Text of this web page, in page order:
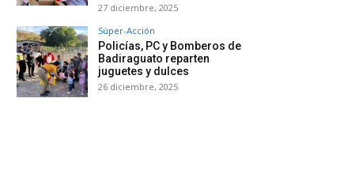
27 diciembre, 2025
Súper-Acción
Policías, PC y Bomberos de
Badiraguato reparten
juguetes y dulces
26 diciembre, 2025